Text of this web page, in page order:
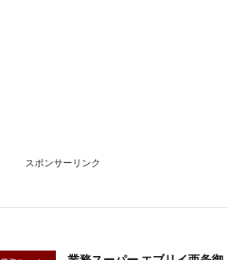
スポンサーリンク